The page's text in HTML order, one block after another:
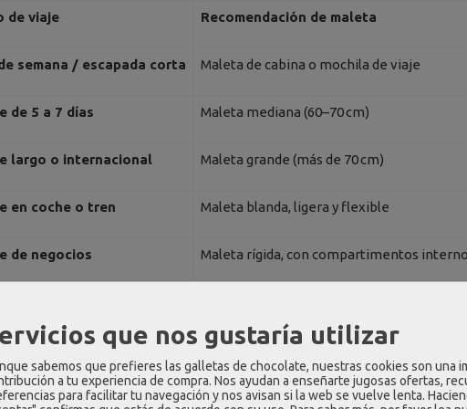
de viaje Recomendación de maleta
semana / escapada corta Maleta de cabina o mochila de viaje
de 5 a 7 días Maleta mediana (60–70 cm)
largo o internacional Maleta grande (más de 70 cm)
en coche o tren Maleta blanda, ligera y flexible
de negocios Maleta rígida, con compartimentos
rígida o blanda: ¿qué
que nos gustaría utilizar
sabemos que prefieres las galletas de chocolate, nuestras cookies son una
a tu experiencia de compra. Nos ayudan a enseñarte jugosas ofertas,
para facilitar tu navegación y nos avisan si la web se vuelve lenta.